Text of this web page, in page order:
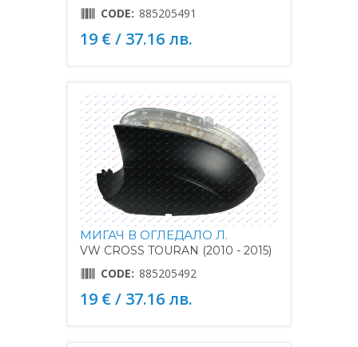
CODE: 885205491
19 € / 37.16 лв.
МИГАЧ В ОГЛЕДАЛО Л.
VW CROSS TOURAN (2010 - 2015)
CODE: 885205492
19 € / 37.16 лв.